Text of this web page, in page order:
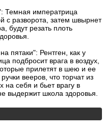
Темная императрица
с разворота, затем швырнет
будут резать плоть
пятаки": Рентген, как у
подбросит врага в воздух,
прилетят в шею и ее
вееров, что торчат из
на себя и бьет врагу в
выдержит школа здоровья.